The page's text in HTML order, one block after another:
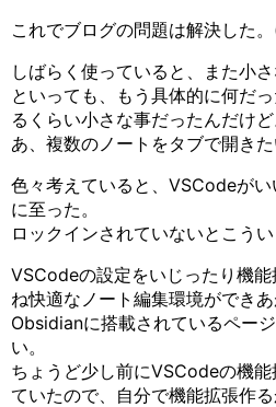
これでブログの問題は解決した
しばらく使っていると、また小さ
といっても、もう具体的に何だ
るくらい小さな事だったんだけど
あ、複数のノートをタブで開きた
色々考えていると、VSCodeが
に至った。
ロックインされていないとこうい
VSCodeの設定をいじったり機
ね快適なノート編集環境ができあ
Obsidianに搭載されているペー
い。
ちょうど少し前にVSCodeの機
ていたので、自分で機能拡張作る